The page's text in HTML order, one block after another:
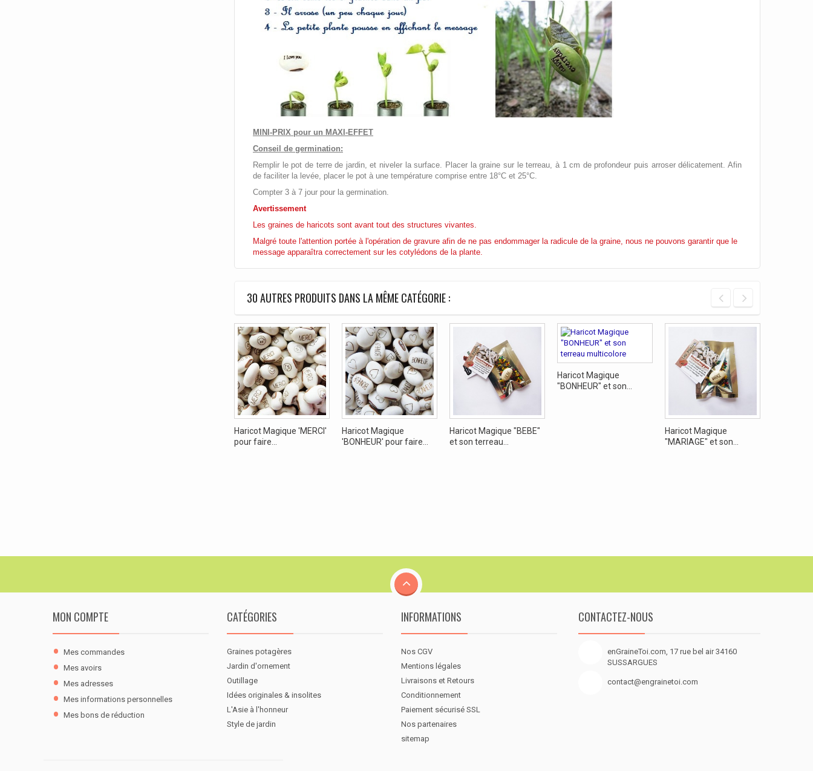
MINI-PRIX pour un MAXI-EFFET
Conseil de germination:
Remplir le pot de terre de jardin, et niveler la surface. Placer la graine sur le terreau, à 1 cm de profondeur puis arroser délicatement.Afin
de faciliter la levée, placer le pot à une température comprise entre 18°C et 25°C.
Compter 3 à 7 jour pour la germination.
Avertissement
Les graines de haricots sont avant tout des structures vivantes.
Malgré toute l'attention portée à l'opération de gravure afin de ne pas endommager la radicule de la graine, nous ne pouvons garantir que le
message apparaîtra correctement sur les cotylédons de la plante.
30 AUTRES PRODUITS DANS LA MÊME CATÉGORIE :
Haricot Magique 'MERCI'
pour faire...
Haricot Magique
'BONHEUR' pour faire...
Haricot Magique "BEBE"
et son terreau...
Haricot Magique
"BONHEUR" et son...
Haricot Magique
"MARIAGE" et son...
MON COMPTE
Mes commandes
Mes avoirs
Mes adresses
Mes informations personnelles
Mes bons de réduction
CATÉGORIES
Graines potagères
Jardin d'ornement
Outillage
Idées originales & insolites
L'Asie à l'honneur
Style de jardin
INFORMATIONS
Nos CGV
Mentions légales
Livraisons et Retours
Conditionnement
Paiement sécurisé SSL
Nos partenaires
sitemap
CONTACTEZ-NOUS
enGraineToi.com, 17 rue bel air 34160
SUSSARGUES
contact@engrainetoi.com